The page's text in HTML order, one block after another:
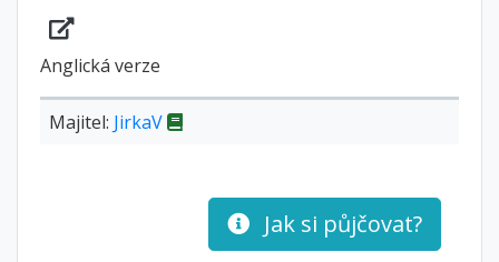
Anglická verze
Majitel: JirkaV
Jak si půjčovat?